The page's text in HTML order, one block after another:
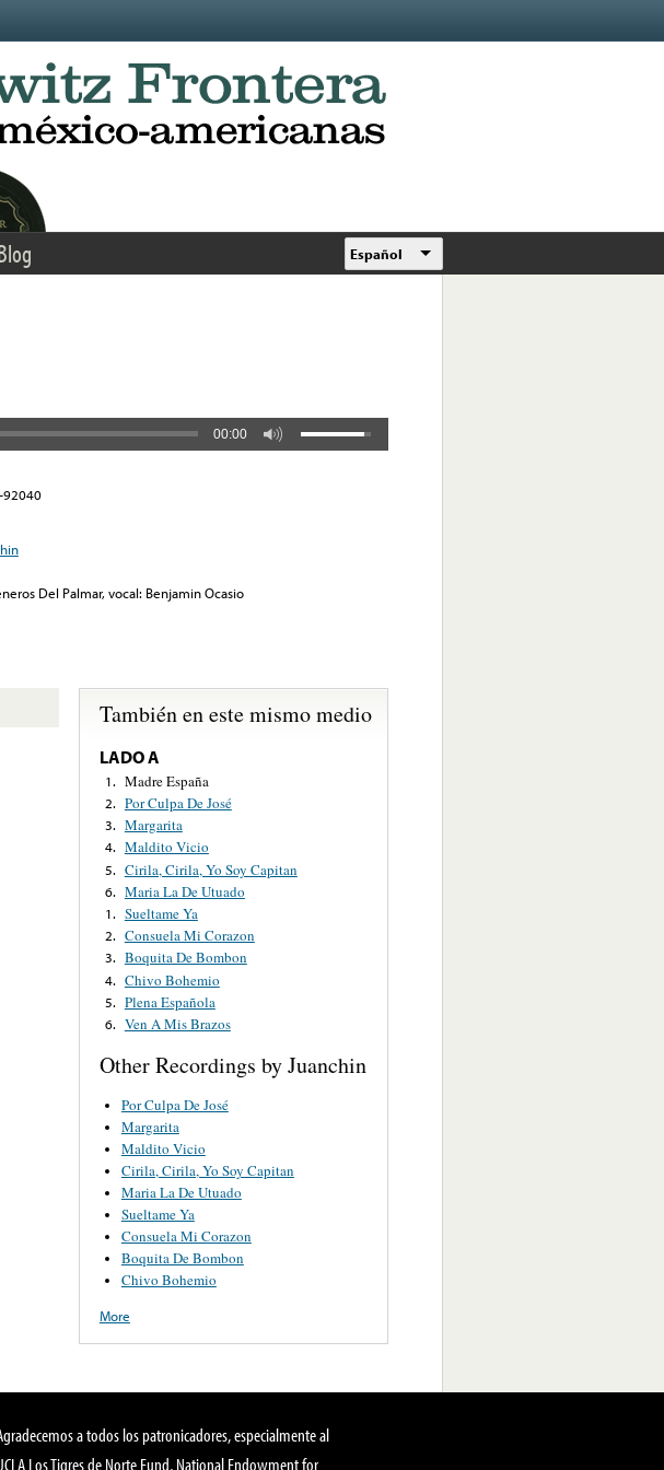
Español
00:00
92040
Del Palmar, vocal: Benjamin Ocasio
También en este mismo medio
LADO A
1. Madre España
2. Por Culpa De José
3. Margarita
4. Maldito Vicio
5. Cirila, Cirila, Yo Soy Capitan
6. Maria La De Utuado
1. Sueltame Ya
2. Consuela Mi Corazon
3. Boquita De Bombon
4. Chivo Bohemio
5. Plena Española
6. Ven A Mis Brazos
Other Recordings by Juanchin
Por Culpa De José
Margarita
Maldito Vicio
Cirila, Cirila, Yo Soy Capitan
Maria La De Utuado
Sueltame Ya
Consuela Mi Corazon
Boquita De Bombon
Chivo Bohemio
More
a todos los patronicadores, especialmente al
Los Tigres de Norte Fund, National Endowment for